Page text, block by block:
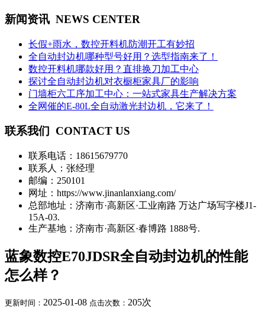
新闻资讯 NEWS CENTER
长假+雨水，数控开料机防潮开工有妙招
全自动封边机哪种型号好用？选型指南来了！
数控开料机哪款好用？直排换刀加工中心
探讨全自动封边机对衣橱柜家具厂的影响
门墙柜六工序加工中心：一站式家具生产解决方案
全网催的E-80L全自动激光封边机，它来了！
联系我们 CONTACT US
联系电话： 18615679770
联系人：张经理
邮编：250101
网址：https://www.jinanlanxiang.com/
总部地址：济南市·高新区·工业南路 万达广场写字楼J1-
15A-03.
生产基地：济南市·高新区·春博路 1888号.
蓝象数控E70JDSR全自动封边机的性能
怎么样？
更新时间： 2025-01-08 点击次数： 205次